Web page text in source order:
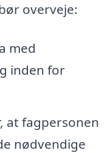
overveje:
med
inden for
at fagpersonen
nødvendige